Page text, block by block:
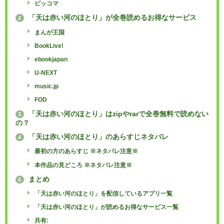
ピッコマ
2 「天は赤い河のほとり」が全巻読めるお得なサービス
まんが王国
BookLive!
ebookjapan
U-NEXT
music.jp
FOD
3
「天は赤い河のほとり」はzipやrarで全巻無料で読めない
の？
4 「天は赤い河のほとり」のあらすじネタバレ
最初の方のあらすじ ※ネタバレ注意※
本作品の見どころ ※ネタバレ注意※
5 まとめ
「天は赤い河のほとり」を配信しているアプリ一覧
「天は赤い河のほとり」が読めるお得なサービス一覧
共有: